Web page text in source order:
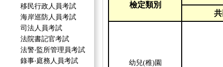
移民行政人員考試
海岸巡防人員考試
司法人員考試
法院書記官考試
法警‧監所管理員考試
錄事‧庭務人員考試
檢定類別
幼兒(稚)園